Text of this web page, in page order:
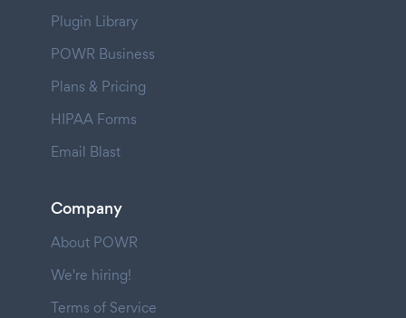
Plugin Library
POWR Business
Plans & Pricing
HIPAA Forms
Email Blast
Company
About POWR
We're hiring!
Terms of Service